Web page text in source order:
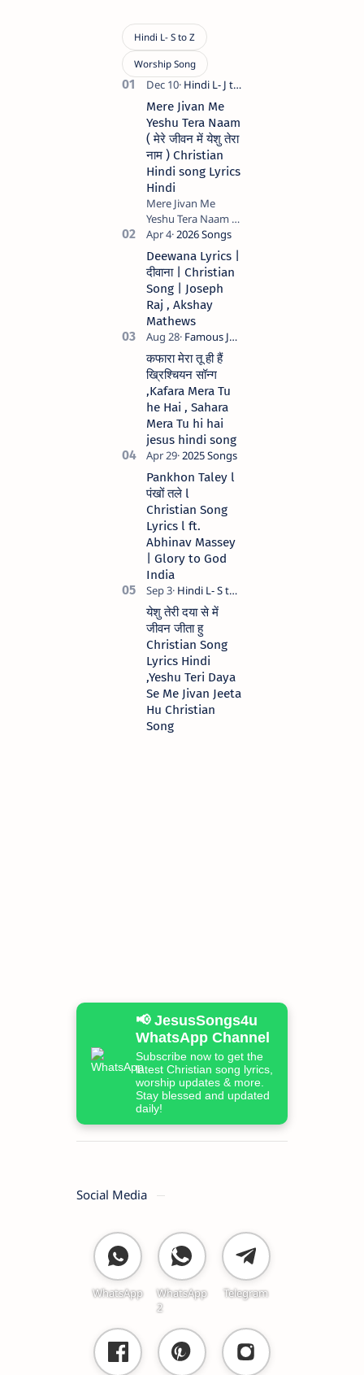
Mere Jivan Me
Yeshu Tera Naam
( मेरे जीवन में येशु तेरा
नाम ) Christian
Hindi song Lyrics
Hindi
Mere Jivan Me
Yeshu Tera Naam (
मेरे जीवन में येशु तेरा नाम )
Christian Hindi
song Lyrics Hindi
Anil Kant …
Deewana Lyrics |
दीवाना | Christian
Song | Joseph
Raj , Akshay
Mathews
कफारा मेरा तू ही हैं
ख्रिश्चियन सॉन्ग
,Kafara Mera Tu
he Hai , Sahara
Mera Tu hi hai
jesus hindi song
Pankhon Taley l
पंखों तले l
Christian Song
Lyrics l ft.
Abhinav Massey
| Glory to God
India
येशु तेरी दया से में
जीवन जीता हु
Christian Song
Lyrics Hindi
,Yeshu Teri Daya
Se Me Jivan Jeeta
Hu Christian
Song
📢 JesusSongs4u
WhatsApp Channel
Subscribe now to get the
latest Christian song lyrics,
worship updates & more.
Stay blessed and updated
daily!
Social Media
WhatsApp
WhatsApp
2
Telegram